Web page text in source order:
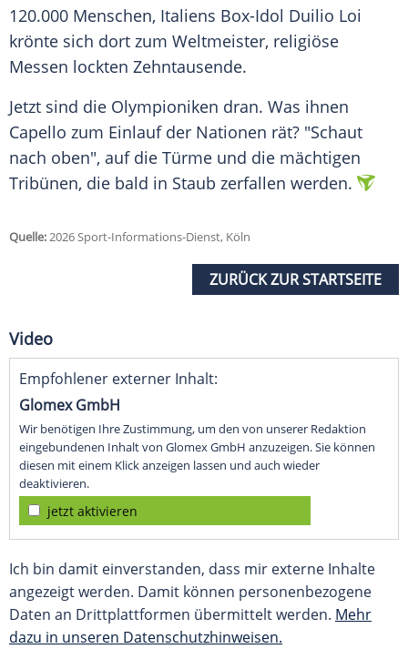
120.000 Menschen, Italiens Box-Idol Duilio Loi
krönte sich dort zum Weltmeister, religiöse
Messen lockten Zehntausende.
Jetzt sind die Olympioniken dran. Was ihnen
Capello zum Einlauf der Nationen rät? "Schaut
nach oben", auf die Türme und die mächtigen
Tribünen, die bald in Staub zerfallen werden.
Quelle:2026 Sport-Informations-Dienst, Köln
ZURÜCK ZUR STARTSEITE
Video
Empfohlener externer Inhalt:
Glomex GmbH
Wir benötigen Ihre Zustimmung, um den von unserer Redaktion
eingebundenen Inhalt von Glomex GmbH anzuzeigen. Sie können
diesen mit einem Klick anzeigen lassen und auch wieder
deaktivieren.
jetzt aktivieren
Ich bin damit einverstanden, dass mir externe Inhalte
angezeigt werden. Damit können personenbezogene
Daten an Drittplattformen übermittelt werden. Mehr
dazu in unseren Datenschutzhinweisen.